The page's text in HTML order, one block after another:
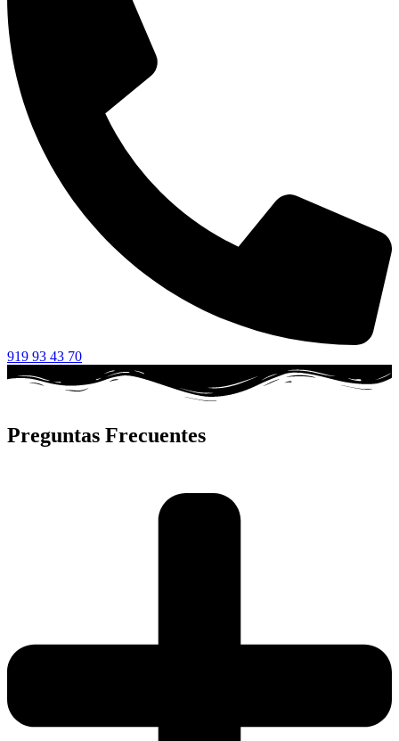
919 93 43 70
Preguntas Frecuentes